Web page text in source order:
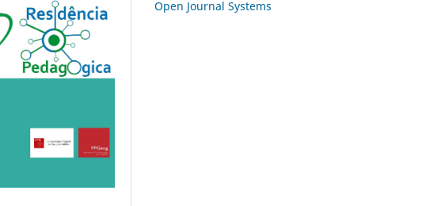
Open Journal Systems